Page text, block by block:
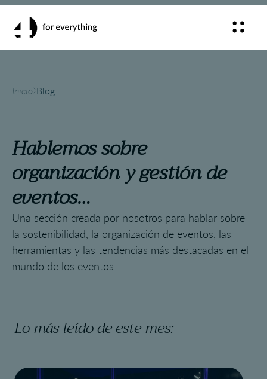
Inicio Blog
Hablemos sobre
organización y gestión de
eventos…
Una sección creada por nosotros para hablar sobre
la sostenibilidad, la organización de eventos, las
herramientas y las tendencias más destacadas en el
mundo de los eventos.
Lo más leído de este mes: